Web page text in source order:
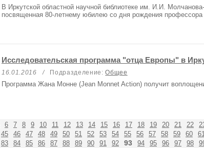
В Иркутской областной научной библиотеке им. И.И.
посвященная 80-летнему юбилею со дня рождения
Исследовательская программа "отца Европы" в
16.01.2016 /Подразделение:Общее
Программа Жана Монне (Jean Monnet Action) получит
6 7 8 9 10 11 12 13 14 15 16 17 18 19 20 21 22
45 46 47 48 49 50 51 52 53 54 55 56 57 58 59 60
83 84 85 86 87 88 89 90 91 92 93 94 95 96 97 98